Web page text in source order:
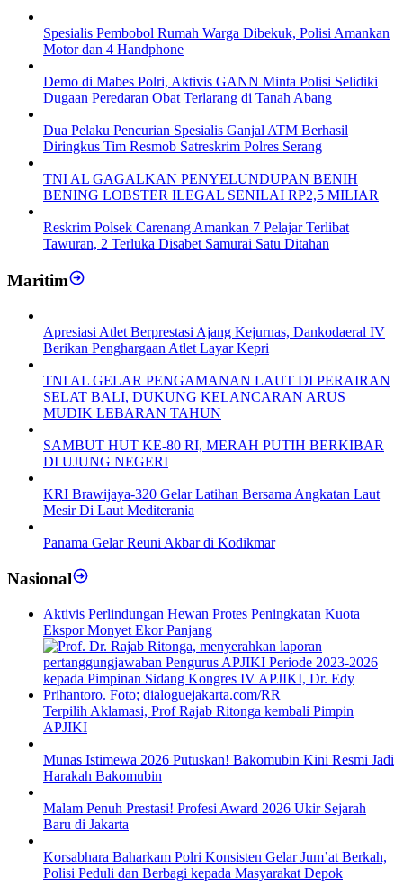
Spesialis Pembobol Rumah Warga Dibekuk, Polisi Amankan
Motor dan 4 Handphone
Demo di Mabes Polri, Aktivis GANN Minta Polisi Selidiki
Dugaan Peredaran Obat Terlarang di Tanah Abang
Dua Pelaku Pencurian Spesialis Ganjal ATM Berhasil
Diringkus Tim Resmob Satreskrim Polres Serang
TNI AL GAGALKAN PENYELUNDUPAN BENIH
BENING LOBSTER ILEGAL SENILAI RP2,5 MILIAR
Reskrim Polsek Carenang Amankan 7 Pelajar Terlibat
Tawuran, 2 Terluka Disabet Samurai Satu Ditahan
Maritim
Apresiasi Atlet Berprestasi Ajang Kejurnas, Dankodaeral IV
Berikan Penghargaan Atlet Layar Kepri
TNI AL GELAR PENGAMANAN LAUT DI PERAIRAN
SELAT BALI, DUKUNG KELANCARAN ARUS
MUDIK LEBARAN TAHUN
SAMBUT HUT KE-80 RI, MERAH PUTIH BERKIBAR
DI UJUNG NEGERI
KRI Brawijaya-320 Gelar Latihan Bersama Angkatan Laut
Mesir Di Laut Mediterania
Panama Gelar Reuni Akbar di Kodikmar
Nasional
Aktivis Perlindungan Hewan Protes Peningkatan Kuota
Ekspor Monyet Ekor Panjang
Terpilih Aklamasi, Prof Rajab Ritonga kembali Pimpin
APJIKI
Munas Istimewa 2026 Putuskan! Bakomubin Kini Resmi Jadi
Harakah Bakomubin
Malam Penuh Prestasi! Profesi Award 2026 Ukir Sejarah
Baru di Jakarta
Korsabhara Baharkam Polri Konsisten Gelar Jum’at Berkah,
Polisi Peduli dan Berbagi kepada Masyarakat Depok